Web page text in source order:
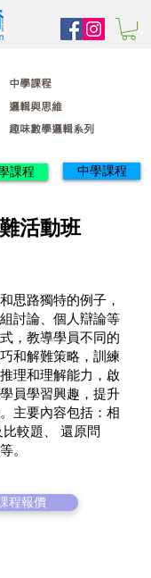
邏輯與思維
趣味數學邏輯系列
中學課程
課程 中學課程
思路獨特的例子，
討論、個人辯論等
，教導學員不同的
和解難策略，訓練
理和理解能力，啟
員學習興趣，提升
主要內容包括：相
較題、 還原問
。
程報價
活動班